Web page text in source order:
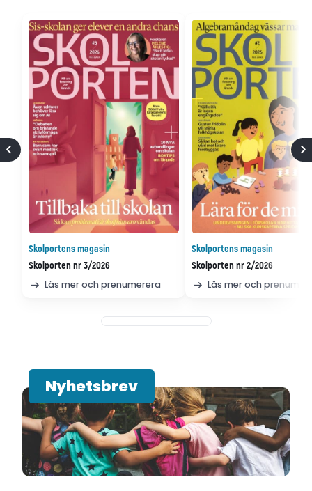
Skolportens magasin
Skolporten nr 3/2026
Läs mer och prenumerera
Skolportens magasin
Skolporten nr 2/2026
Läs mer och
Nyhetsbrev